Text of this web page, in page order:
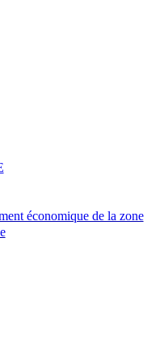
économique de la zone